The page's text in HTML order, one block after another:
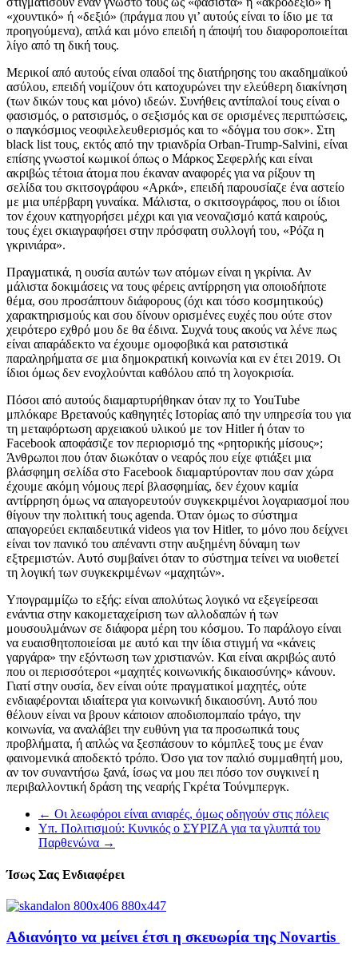
«χουντικό» ή «δεξιό» (πράγμα που γι’ αυτούς είναι το ίδιο με τα
προηγούμενα), απλά και μόνο επειδή η άποψή του διαφοροποιείται
λίγο από τη δική τους.
Μερικοί από αυτούς είναι οπαδοί της διατήρησης του ακαδημαϊκού
ασύλου, επειδή νομίζουν ότι κατοχυρώνει την ελεύθερη διακίνηση
(των δικών τους και μόνο) ιδεών. Συνήθεις αντίπαλοί τους είναι ο
φασισμός, ο ρατσισμός, ο σεξισμός και σε ορισμένες περιπτώσεις,
ο παγκόσμιος νεοφιλελευθερισμός και το «δόγμα του σοκ». Στη
black list τους, εκτός από την τριανδρία Orban-Trump-Salvini, είναι
επίσης γνωστοί κωμικοί όπως ο Μάρκος Σεφερλής και είναι
ακριβώς τέτοια άτομα που έκαναν αναφορές για να ρίξουν τη
σελίδα του σκιτσογράφου «Αρκά», επειδή παρουσίαζε ένα αστείο
με μια υπέρβαρη γυναίκα. Μάλιστα, ο σκιτσογράφος, που οι ίδιοι
τον έχουν κατηγορήσει μέχρι και για νεοναζισμό κατά καιρούς,
τους έχει σκιαγραφήσει στην πρόσφατη συλλογή του, «Ρόζα η
γκρινιάρα».
Πραγματικά, η ουσία αυτών των ατόμων είναι η γκρίνια. Αν
μάλιστα δοκιμάσεις να τους φέρεις αντίρρηση για οποιοδήποτε
θέμα, σου προσάπτουν διάφορους (όχι και τόσο κοσμητικούς)
χαρακτηρισμούς και σου δίνουν ορισμένες ευχές που ούτε στον
χειρότερο εχθρό μου δε θα έδινα. Συχνά τους ακούς να λένε πως
είναι απαράδεκτο να έχουμε ομοφοβικά και ρατσιστικά
παραληρήματα σε μια δημοκρατική κοινωνία και εν έτει 2019. Οι
ίδιοι όμως δεν ενοχλούνται καθόλου από τη λογοκρισία.
Πόσοι από αυτούς διαμαρτυρήθηκαν όταν πχ το YouTube
μπλόκαρε Βρετανούς καθηγητές Ιστορίας από την υπηρεσία του για
τη μεταφόρτωση αρχειακού υλικού με τον Hitler ή όταν το
Facebook αποφάσιζε τον περιορισμό της «ρητορικής μίσους»;
Άνθρωποι που όταν διωκόταν ο νεαρός που είχε φτιάξει μια
βλάσφημη σελίδα στο Facebook διαμαρτύρονταν που σαν χώρα
έχουμε ακόμη νόμους περί βλασφημίας, δεν έχουν καμία
αντίρρηση όμως να απαγορευτούν συγκεκριμένοι λογαριασμοί που
θίγουν την πολιτική τους agenda. Όταν όμως το σύστημα
απαγορεύει εκπαιδευτικά videos για τον Hitler, το μόνο που δείχνει
είναι τον πανικό του απέναντι στην αυξημένη δύναμη των
εξτρεμιστών. Αυτό συμβαίνει όταν το σύστημα τείνει να υιοθετεί
τη λογική των συγκεκριμένων «μαχητών».
Υπογραμμίζω το εξής: είναι απολύτως λογικό να εξεγείρεσαι
ενάντια στην κακομεταχείριση των αλλοδαπών ή των
μουσουλμάνων σε διάφορα μέρη του κόσμου. Το παράλογο είναι
να ευαισθητοποιείσαι με αυτό και την ίδια στιγμή να «κάνεις
γαργάρα» την εξόντωση των χριστιανών. Και είναι ακριβώς αυτό
που οι περισσότεροι «μαχητές κοινωνικής δικαιοσύνης» κάνουν.
Γιατί στην ουσία, δεν είναι ούτε πραγματικοί μαχητές, ούτε
ενδιαφέρονται ιδιαίτερα για κοινωνική δικαιοσύνη. Αυτό που
θέλουν είναι να βρουν κάποιον αποδιοπομπαίο τράγο, την
κοινωνία, να αναλάβει την ευθύνη για τα προσωπικά τους
προβλήματα, ή απλώς να ξεσπάσουν το κόμπλεξ τους με έναν
φαινομενικά αποδεκτό τρόπο. Όσο για τον παλιό συμμαθητή μου,
αν τον συναντήσω ξανά, ίσως να μου πει πόσο τον συγκινεί η
περιβαλλοντική δράση της νεαρής Γκρέτα Τούνμπεργκ.
← Οι λεωφόροι είναι ανιαρές, όμως οδηγούν στις πόλεις
Υπ. Πολιτισμού: Κυνικός ο ΣΥΡΙΖΑ για τα γλυπτά του
Παρθενώνα →
Ίσως Σας Ενδιαφέρει
Αδιανόητο να μείνει έτσι η σκευωρία της Novartis